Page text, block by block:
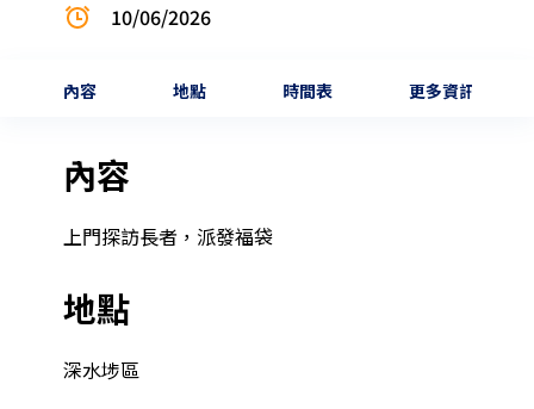
10/06/2026
內容 地點 時間表 更多資訊
內容
上門探訪長者，派發福袋
地點
深水埗區